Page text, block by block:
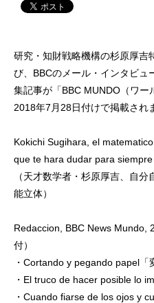
研究・知財戦略機構の杉原厚吉
び、BBCのメール・インタビュ
集記事が「BBC MUNDO（ワー
2018年7月28日付けで掲載され
Kokichi Sugihara, el
que te hara dudar para
（天才数学者・杉原厚吉、自
能立体）
Redaccion, BBC News Mundo,
付）
・Cortando y pegando papel「
・El truco de hacer posible lo
・Cuando fiarse de los ojos y